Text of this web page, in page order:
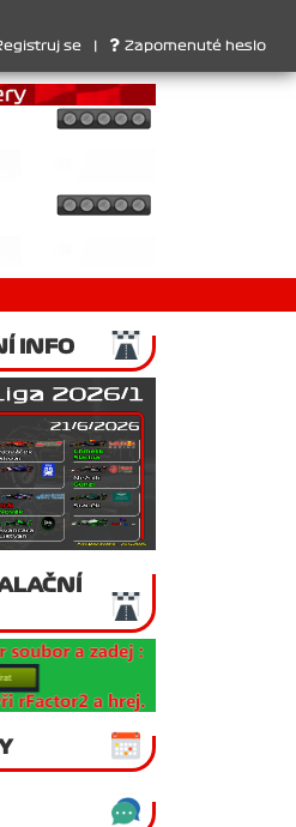
..... SprintCup - 1. Jan
se Zapomenuté heslo
INFO